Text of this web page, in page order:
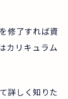
修了すれば資
カリキュラム
詳しく知りた